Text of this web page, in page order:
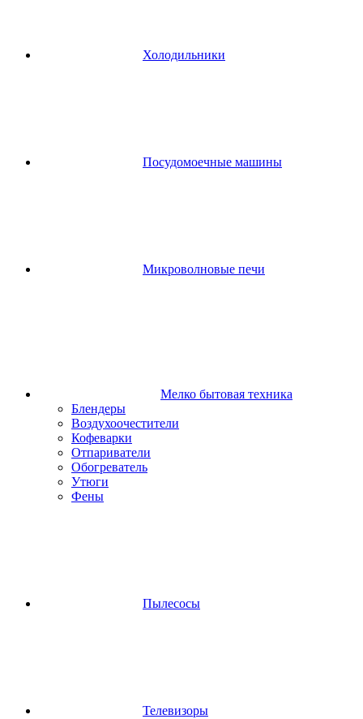
Холодильники
Посудомоечные машины
Микроволновые печи
Мелко бытовая техника
Блендеры
Воздухоочестители
Кофеварки
Отпариватели
Обогреватель
Утюги
Фены
Пылесосы
Телевизоры